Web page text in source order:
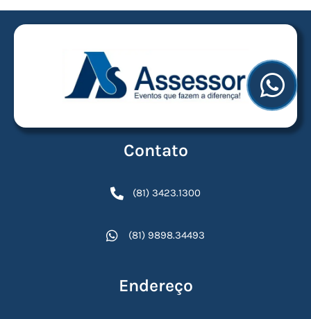
Contato
(81) 3423.1300
(81) 9898.34493
Endereço